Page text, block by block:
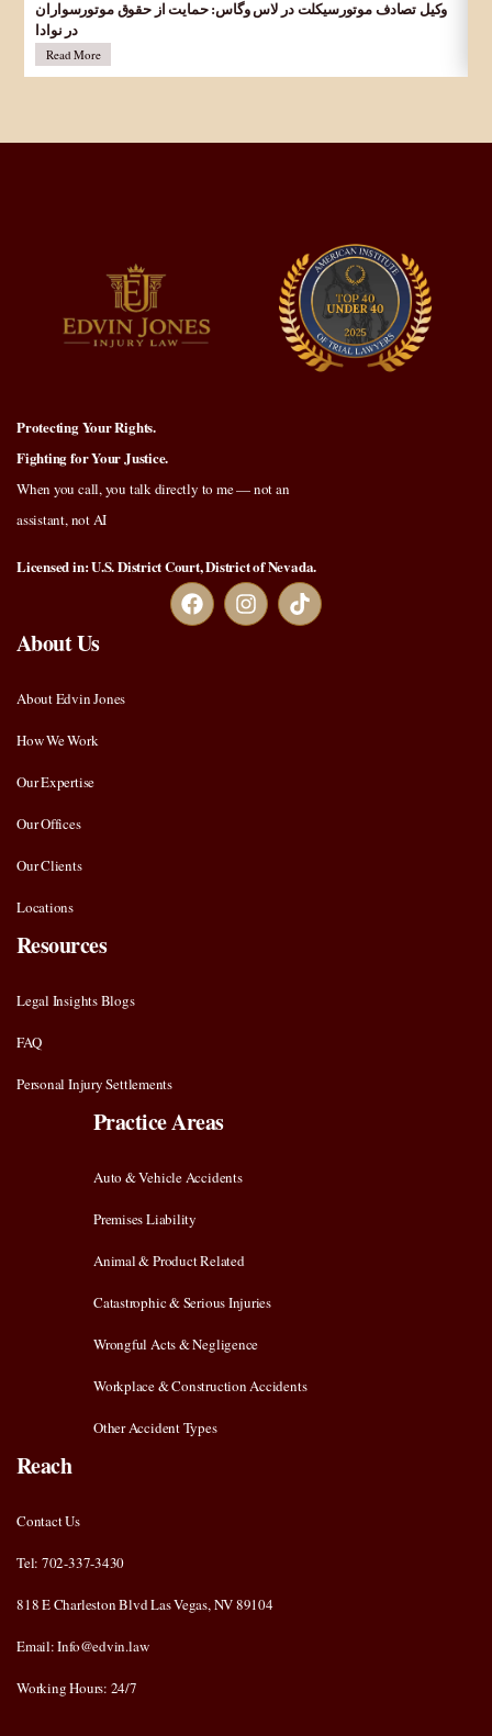
وکیل تصادف موتورسیکلت در لاس وگاس: حمایت از حقوق موتورسواران
در نوادا
Read More
Protecting Your Rights.
Fighting for Your Justice.
When you call, you talk directly to me — not an
assistant, not AI
Licensed in: U.S. District Court, District of Nevada.
About Us
About Edvin Jones
How We Work
Our Expertise
Our Offices
Our Clients
Locations
Resources
Legal Insights Blogs
FAQ
Personal Injury Settlements
Practice Areas
Auto & Vehicle Accidents
Premises Liability
Animal & Product Related
Catastrophic & Serious Injuries
Wrongful Acts & Negligence
Workplace & Construction Accidents
Other Accident Types
Reach
Contact Us
Tel: 702-337-3430
818 E Charleston Blvd Las Vegas, NV 89104
Email: Info@edvin.law
Working Hours: 24/7